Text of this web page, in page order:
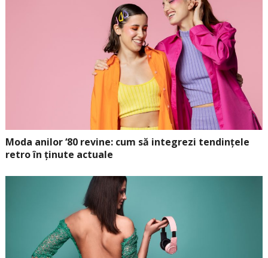
Moda anilor ‘80 revine: cum să integrezi tendințele
retro în ținute actuale